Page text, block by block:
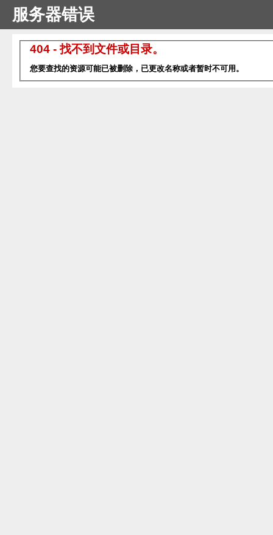
服务器错误
404 - 找不到文件或目录。
您要查找的资源可能已被删除，已更改名称或者暂时不可用。